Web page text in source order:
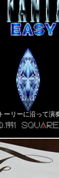
ーリーに沿って演
…